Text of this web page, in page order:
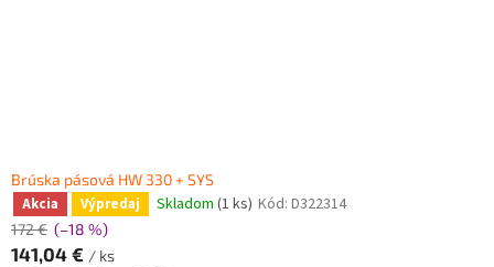
Brúska pásová HW 330 + SYS
Akcia Výpredaj Skladom (1 ks) Kód: D322314
172 € (–18 %)
141,04 € / ks